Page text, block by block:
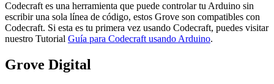
Codecraft es una herramienta que puede controlar tu Arduino sin
escribir una sola línea de código, estos Grove son compatibles con
Codecraft. Si esta es tu primera vez usando Codecraft, puedes visitar
nuestro Tutorial Guía para Codecraft usando Arduino.
Grove Digital